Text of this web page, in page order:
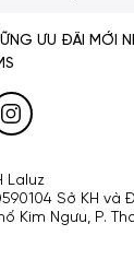
ƯU ĐÃI MỚI
Laluz
Sở KH
Kim Ngưu, P.